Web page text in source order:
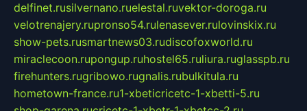
delfinet.rusilvernano.ruelestal.ruvektor-doroga.ru
velotrenajery.rupronso54.rulenasever.rulovinskix.ru
show-pets.rusmartnews03.rudiscofoxworld.ru
miraclecoon.rupongup.ruhostel65.ruliura.ruglasspb.ru
firehunters.rugribowo.rugnalis.rubulkitula.ru
hometown-france.ru1-xbeticricetc-1-xbetti-5.ru